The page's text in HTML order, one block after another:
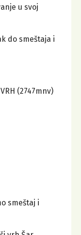
u svoj
do smeštaja i
(2747mnv)
smeštaj i